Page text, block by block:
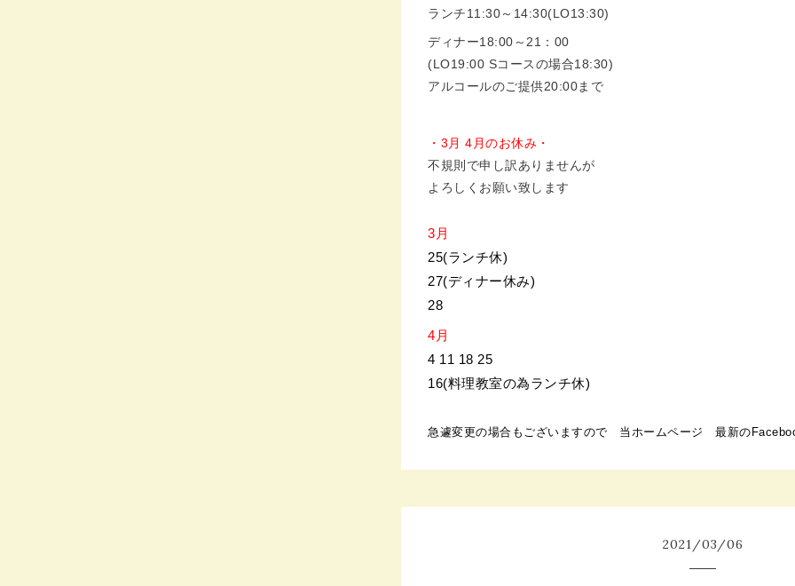
ランチ11:30～14:30(LO13:30)
ディナー18:00～21：00
(LO19:00 Sコースの場合18:30)
アルコールのご提供20:00まで
・3月 4月のお休み・
不規則で申し訳ありませんが
よろしくお願い致します
3月
25(ランチ休)
27(ディナー休み)
28
4月
4 11 18 25
16(料理教室の為ランチ休)
急遽変更の場合もございますので　当ホームページ　最新の
2021/03/06